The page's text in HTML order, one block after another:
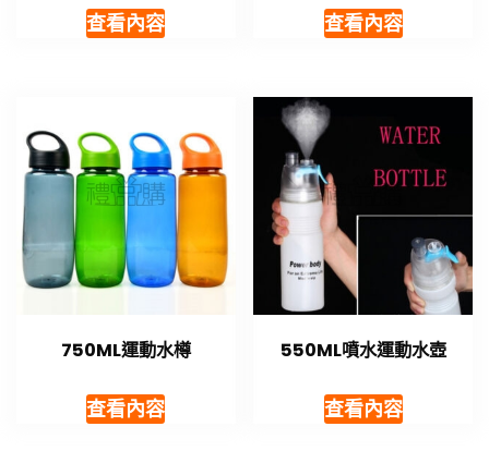
查看內容 查看內容
750ML運動水樽
查看內容
550ML噴水運動水壺
查看內容